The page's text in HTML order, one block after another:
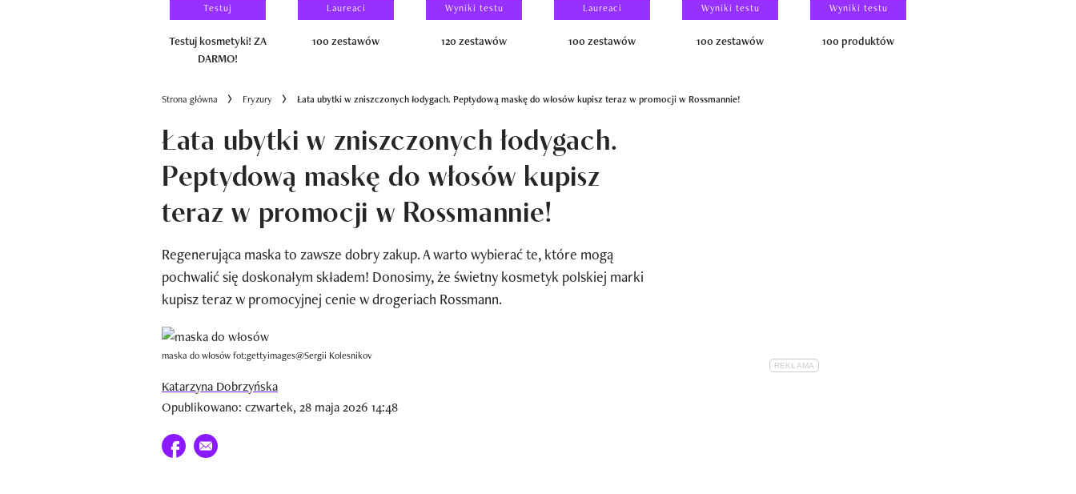
Testuj
Testuj kosmetyki! ZA
DARMO!
Laureaci
100 zestawów
Wyniki testu
120 zestawów
Laureaci
100 zestawów
Wyniki testu
100 zestawów
Wyniki testu
100 produktów
Strona główna Fryzury Łata ubytki w zniszczonych łodygach. Peptydową maskę do włosów kupisz teraz w promocji w Rossmannie!
Łata ubytki w zniszczonych łodygach.
Peptydową maskę do włosów kupisz
teraz w promocji w Rossmannie!
Regenerująca maska to zawsze dobry zakup. A warto wybierać te, które mogą
pochwalić się doskonałym składem! Donosimy, że świetny kosmetyk polskiej marki
kupisz teraz w promocyjnej cenie w drogeriach Rossmann.
maska do włosów fot:gettyimages@Sergii Kolesnikov
Katarzyna Dobrzyńska
Opublikowano: czwartek, 28 maja 2026 14:48
Udostępnij na facebook
E-mail do przyjaciela